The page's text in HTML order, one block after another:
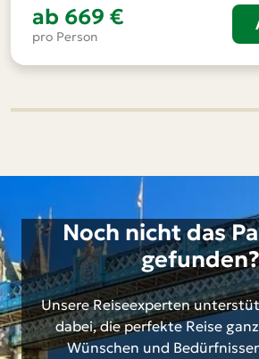
ab 669 €
pro Person
Noch nicht das
gefunden?
Unsere Reiseexperten
dabei, die perfekte Reise
Wünschen und